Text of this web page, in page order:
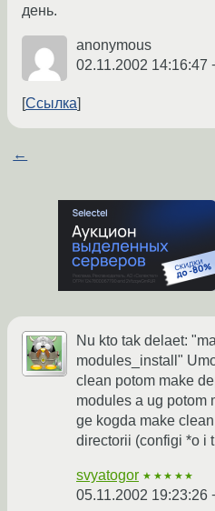
день.
anonymous
02.11.2002 14:16:47
Ссылка
←
Nu kto tak delaet:
modules_install"
clean potom make
modules a ug potom
ge kogda make
directorii (configi *o i
svyatogor ★★★★★
05.11.2002 19:23:26